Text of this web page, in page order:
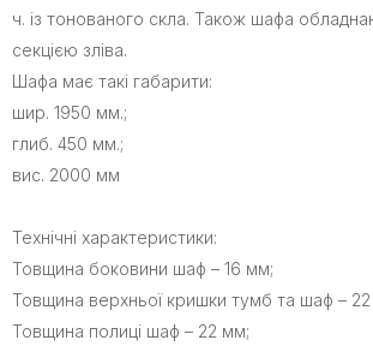
ч. із тонованого скла. Також шафа
секцією зліва.
Шафа має такі габарити:
шир. 1950 мм.;
глиб. 450 мм.;
вис. 2000 мм
Технічні характеристики:
Товщина боковини шаф – 16 мм;
Товщина верхньої кришки тумб та шаф –
Товщина полиці шаф – 22 мм;